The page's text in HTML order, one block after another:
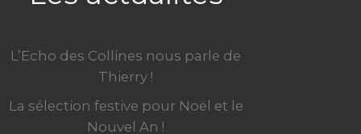
L’Echo des Collines nous parle de
Thierry !
La sélection festive pour Noël et le
Nouvel An !